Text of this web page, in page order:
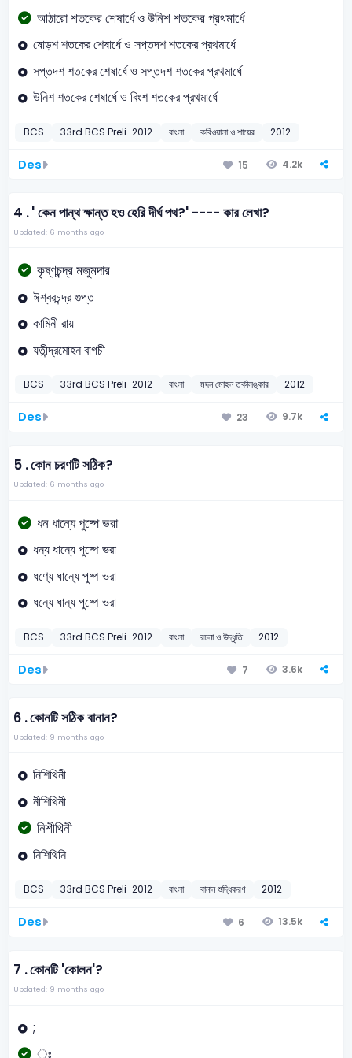
আঠারো শতকের শেষার্ধে ও উনিশ শতকের প্রথমার্ধে
ষোড়শ শতকের শেষার্ধে ও সপ্তদশ শতকের প্রথমার্ধে
সপ্তদশ শতকের শেষার্ধে ও সপ্তদশ শতকের প্রথমার্ধে
উনিশ শতকের শেষার্ধে ও বিংশ শতকের প্রথমার্ধে
BCS 33rd BCS Preli-2012 বাংলা কবিওয়ালা ও শায়ের 2012
Des 15 4.2k
4 .' কেন পান্থ ক্ষান্ত হও হেরি দীর্ঘ পথ?' ---- কার লেখা?
Updated: 6 months ago
কৃষ্ণচন্দ্র মজুমদার
ঈশ্বরচন্দ্র গুপ্ত
কামিনী রায়
যতীন্দ্রমোহন বাগচী
BCS 33rd BCS Preli-2012 বাংলা মদন মোহন তর্কালঙ্কার 2012
Des 23 9.7k
5 .কোন চরণটি সঠিক?
Updated: 6 months ago
ধন ধান্যে পুষ্পে ভরা
ধন্য ধান্যে পুষ্পে ভরা
ধণ্যে ধান্যে পুষ্প ভরা
ধন্যে ধান্য পুষ্পে ভরা
BCS 33rd BCS Preli-2012 বাংলা রচনা ও উদ্ধৃতি 2012
Des 7 3.6k
6 .কোনটি সঠিক বানান?
Updated: 9 months ago
নিশিথিনী
নীশিথিনী
নিশীথিনী
নিশিথিনি
BCS 33rd BCS Preli-2012 বাংলা বানান শুদ্ধিকরণ 2012
Des 6 13.5k
7 .কোনটি 'কোলন'?
Updated: 9 months ago
;